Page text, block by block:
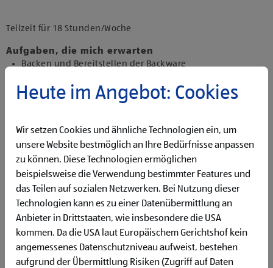
Drittanbietern zu, um diesen Inhalt
Teilzeit für 18 Stunden/Woche
Aufgaben, die mich erwarten
Backen und Bereitstellen der Backware
Präsentieren von Obst und Gemüse sowie Durchführen
von Qualitätskontrollen
Reinigen der Filiale
Betreuen der Pfandrückgabeautomaten
Qualifikationen, die ich mitbringe
Flexibilität für Früh- und Spätdienste (Montag bis
Begeisterung im Handel zu arbeiten und den
Unternehmenserfolg mitzugestalten
Freude an der Arbeit im Team für ein motiviertes
Miteinander
Bereitschaft zu körperlich anspruchsvollen Tätigkeiten
Heute im Angebot: Cookies
Wir setzen Cookies und ähnliche Technologien ein, um
unsere Website bestmöglich an Ihre Bedürfnisse anpassen
zu können. Diese Technologien ermöglichen
beispielsweise die Verwendung bestimmter Features und
das Teilen auf sozialen Netzwerken. Bei Nutzung dieser
Technologien kann es zu einer Datenübermittlung an
Anbieter in Drittstaaten, wie insbesondere die USA
kommen. Da die USA laut Europäischem Gerichtshof kein
angemessenes Datenschutzniveau aufweist, bestehen
aufgrund der Übermittlung Risiken (Zugriff auf Daten